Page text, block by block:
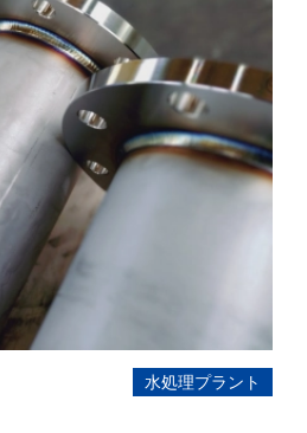
水処理プラント